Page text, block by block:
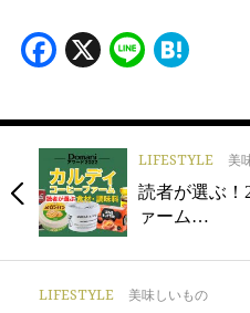
Facebook
X Line
LIFESTYLE 美
読者が選ぶ！
ァーム…
LIFESTYLE 美味しいもの